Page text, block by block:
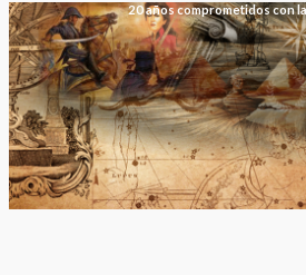
20 años comprometidos con